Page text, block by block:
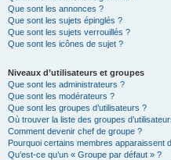
Que sont les annonces ?
Que sont les sujets épinglés ?
Que sont les sujets verrouillés ?
Que sont les icônes de sujet ?
Niveaux d’utilisateurs et groupes
Que sont les administrateurs ?
Que sont les modérateurs ?
Que sont les groupes d’utilisateurs ?
Où trouver la liste des groupes
Comment devenir chef de groupe ?
Pourquoi certains membres apparaissent
Qu’est-ce qu’un « Groupe par défaut » ?